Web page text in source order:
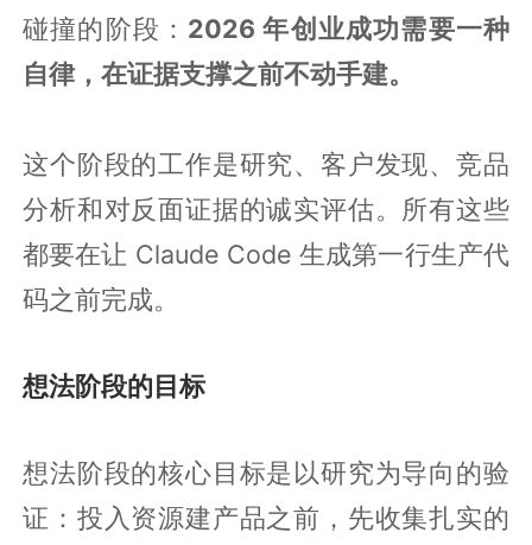
碰撞的阶段： 2026 年创业成功需要一种
自律，在证据支撑之前不动手建。
这个阶段的工作是研究、客户发现、竞品
分析和对反面证据的诚实评估。所有这些
都要在让 Claude Code 生成第一行生产代
码之前完成。
想法阶段的目标
想法阶段的核心目标是以研究为导向的验
证：投入资源建产品之前，先收集扎实的